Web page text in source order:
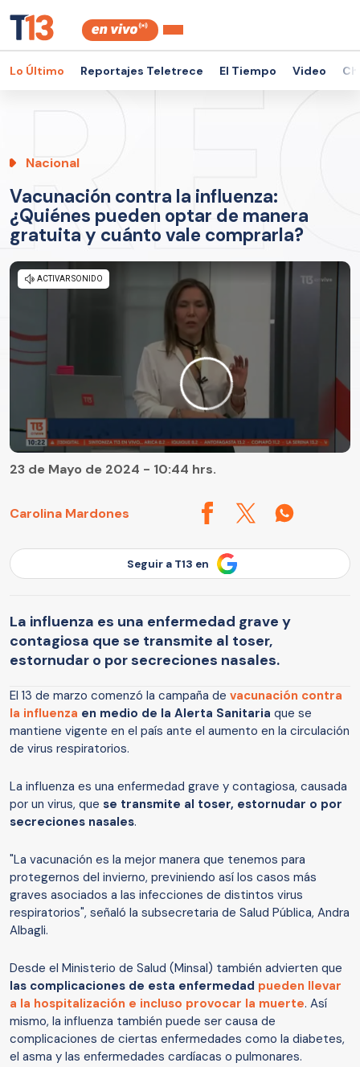
Lo Último Reportajes Teletrece El Tiempo Video
Nacional
Vacunación contra la influenza:
¿Quiénes pueden optar de manera
gratuita y cuánto vale comprarla?
Carolina Mardones
23 de Mayo de 2024 - 10:44 hrs.
Seguir a T13 en
La influenza es una enfermedad grave y
contagiosa que se transmite al toser,
estornudar o por secreciones nasales.
El 13 de marzo comenzó la campaña de vacunación contra
la influenza en medio de la Alerta Sanitaria que se
mantiene vigente en el país ante el aumento en la circulación
de virus respiratorios.
La influenza es una enfermedad grave y contagiosa, causada
por un virus, que se transmite al toser, estornudar o por
secreciones nasales.
"La vacunación es la mejor manera que tenemos para
protegernos del invierno, previniendo así los casos más
graves asociados a las infecciones de distintos virus
respiratorios", señaló la subsecretaria de Salud Pública, Andra
Albagli.
Desde el Ministerio de Salud (Minsal) también advierten que
las complicaciones de esta enfermedad pueden llevar
a la hospitalización e incluso provocar la muerte. Así
mismo, la influenza también puede ser causa de
complicaciones de ciertas enfermedades como la diabetes,
el asma y las enfermedades cardíacas o pulmonares.